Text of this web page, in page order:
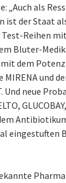
„Auch als
der Staat
Reihen
Bluter-
mit dem
MIRENA und
Und neue
GLUCOBAY,
eingestuften